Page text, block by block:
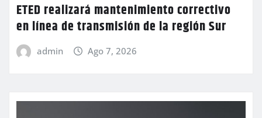
ETED realizará mantenimiento correctivo
en línea de transmisión de la región Sur
admin Ago 7, 2026